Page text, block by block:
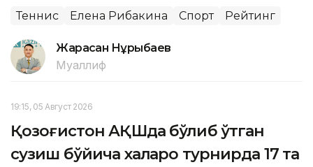
Теннис Елена Рибакина Спорт Рейтинг
Жарасқан Нұрыбаев
Муаллиф
19:15, 05 Август 2026
Қозоғистон АҚШда бўлиб ўтган
сузиш бўйича халқаро турнирда 17 та